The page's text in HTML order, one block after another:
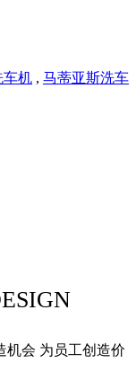
车机 , 马蒂亚斯洗车
机会 为员工创造价